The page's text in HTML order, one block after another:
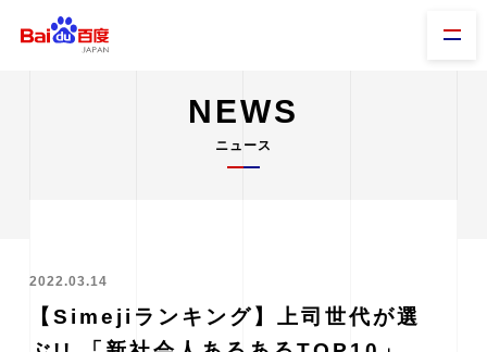
NEWS
ニュース
2022.03.14
【Simejiランキング】上司世代が選